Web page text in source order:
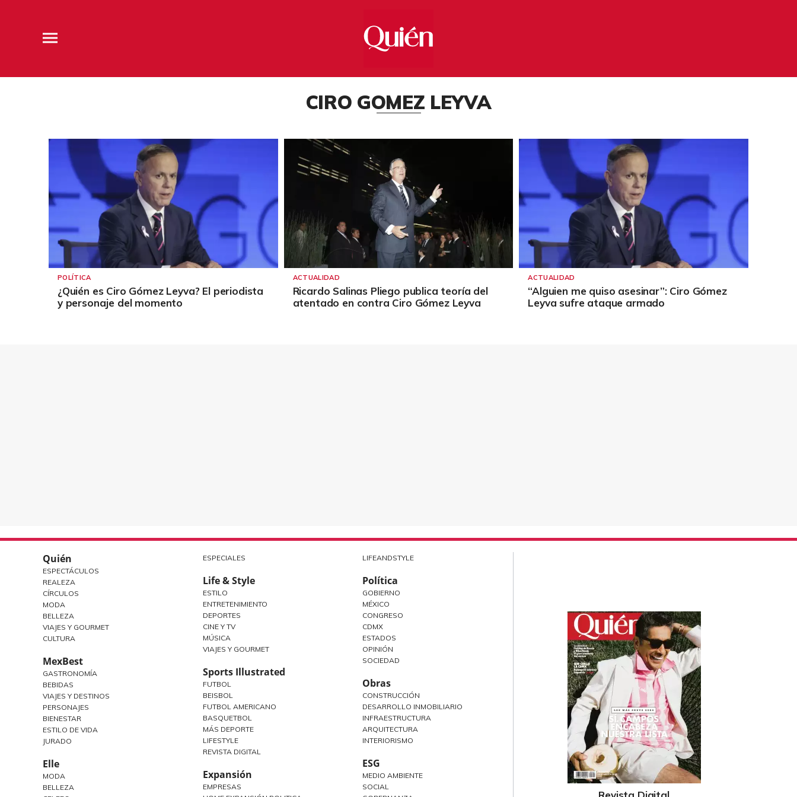
CIRO GOMEZ LEYVA
POLÍTICA
¿Quién es Ciro Gómez Leyva? El periodista
y personaje del momento
ACTUALIDAD
Ricardo Salinas Pliego publica teoría del
atentado en contra Ciro Gómez Leyva
ACTUALIDAD
“Alguien me quiso asesinar”: Ciro Gómez
Leyva sufre ataque armado
Quién
ESPECTÁCULOS
REALEZA
CÍRCULOS
MODA
BELLEZA
VIAJES Y GOURMET
CULTURA
MexBest
GASTRONOMÍA
BEBIDAS
VIAJES Y DESTINOS
PERSONAJES
BIENESTAR
ESTILO DE VIDA
JURADO
Elle
MODA
BELLEZA
ESPECIALES
Life & Style
ESTILO
ENTRETENIMIENTO
DEPORTES
CINE Y TV
MÚSICA
VIAJES Y GOURMET
Sports Illustrated
FUTBOL
BEISBOL
FUTBOL AMERICANO
BASQUETBOL
MÁS DEPORTE
LIFESTYLE
REVISTA DIGITAL
Expansión
EMPRESAS
LIFEANDSTYLE
Política
GOBIERNO
MÉXICO
CONGRESO
CDMX
ESTADOS
OPINIÓN
SOCIEDAD
Obras
CONSTRUCCIÓN
DESARROLLO INMOBILIARIO
INFRAESTRUCTURA
ARQUITECTURA
INTERIORISMO
ESG
MEDIO AMBIENTE
SOCIAL